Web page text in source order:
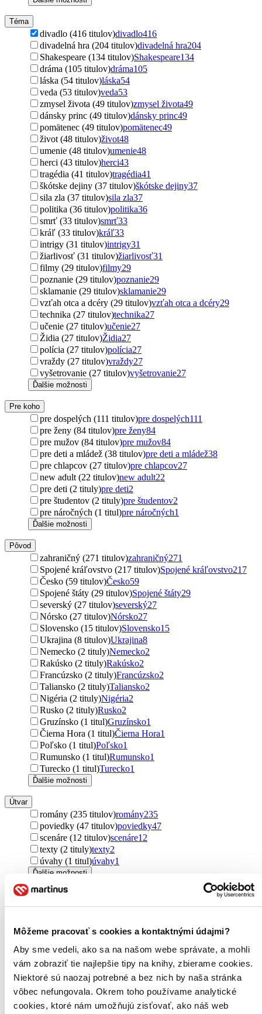
Môžeme pracovať s cookies a kontaktnými údajmi?
Aby sme vedeli, ako sa na našom webe správate, a mohli
vám zobraziť tie najlepšie tipy na knihy, zbierame cookies.
Niektoré sú naozaj potrebné a bez nich by naša stránka
vôbec nefungovala. Okrem toho používame analytické
cookies, ktoré nám umožňujú zisťovať, ako náš web
Téma
divadlo (416 titulov)divadlo416
divadelná hra (204 titulov)divadelná hra204
Shakespeare (134 titulov)Shakespeare134
dráma (105 titulov)dráma105
láska (54 titulov)láska54
veda (53 titulov)veda53
zmysel života (49 titulov)zmysel života49
dánsky princ (49 titulov)dánsky princ49
pomätenec (49 titulov)pomätenec49
život (48 titulov)život48
umenie (48 titulov)umenie48
herci (43 titulov)herci43
tragédia (41 titulov)tragédia41
škótske dejiny (37 titulov)škótske dejiny37
sila zla (37 titulov)sila zla37
politika (36 titulov)politika36
smrť (33 titulov)smrť33
kráľ (33 titulov)kráľ33
intrigy (31 titulov)intrigy31
žiarlivosť (31 titulov)žiarlivosť31
filmy (29 titulov)filmy29
poznanie (29 titulov)poznanie29
sklamanie (29 titulov)sklamanie29
vzťah otca a dcéry (29 titulov)vzťah otca a dcéry29
technika (27 titulov)technika27
učenie (27 titulov)učenie27
Židia (27 titulov)Židia27
polícia (27 titulov)polícia27
vraždy (27 titulov)vraždy27
vyšetrovanie (27 titulov)vyšetrovanie27
Ďalšie možnosti
Pre koho
pre dospelých (111 titulov)pre dospelých111
pre ženy (84 titulov)pre ženy84
pre mužov (84 titulov)pre mužov84
pre deti a mládež (38 titulov)pre deti a mládež38
pre chlapcov (27 titulov)pre chlapcov27
new adult (22 titulov)new adult22
pre deti (2 tituly)pre deti2
pre študentov (2 tituly)pre študentov2
pre náročných (1 titul)pre náročných1
Ďalšie možnosti
Pôvod
zahraničný (271 titulov)zahraničný271
Spojené kráľovstvo (217 titulov)Spojené kráľovstvo217
Česko (59 titulov)Česko59
Spojené štáty (29 titulov)Spojené štáty29
severský (27 titulov)severský27
Nórsko (27 titulov)Nórsko27
Slovensko (15 titulov)Slovensko15
Ukrajina (8 titulov)Ukrajina8
Nemecko (2 tituly)Nemecko2
Rakúsko (2 tituly)Rakúsko2
Francúzsko (2 tituly)Francúzsko2
Taliansko (2 tituly)Taliansko2
Nigéria (2 tituly)Nigéria2
Rusko (2 tituly)Rusko2
Gruzínsko (1 titul)Gruzínsko1
Čierna Hora (1 titul)Čierna Hora1
Poľsko (1 titul)Poľsko1
Rumunsko (1 titul)Rumunsko1
Turecko (1 titul)Turecko1
Ďalšie možnosti
Útvar
romány (235 titulov)romány235
poviedky (47 titulov)poviedky47
scenáre (12 titulov)scenáre12
texty (2 tituly)texty2
úvahy (1 titul)úvahy1
Ďalšie možnosti
Podžáner
rozprávky (46 titulov)rozprávky46
náučné (17 titulov)náučné17
manga (1 titul)manga1
Ďalšie možnosti
Autor
William Shakespeare (200 titulov) William Shakespeare
Jo Nesbo (26 titulov)Jo Nesbo26